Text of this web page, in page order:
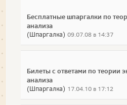
Бесплатные шпаргалки по
анализа
(Шпаргалка) 09.07.08 в 14:37
Билеты с ответами по теории
анализа
(Шпаргалка) 17.04.10 в 17:12